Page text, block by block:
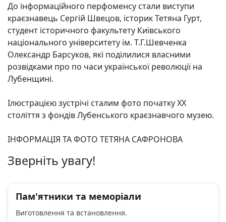
До інформаційного перфоменсу стали виступи
краєзнавець Сергій Швецов, історик Тетяна Гурт,
студент історичного факультету Київського
національного університету ім. Т.Г.Шевченка
Олександр Барсуков, які поділилися власними
розвідками про по часи української революції на
Лубенщині.
Ілюстрацією зустрічі сталим фото початку ХХ
століття з фондів Лубенського краєзнавчого музею.
ІНФОРМАЦІЯ ТА ФОТО ТЕТЯНА САФРОНОВА
Зверніть увагу!
Пам'ятники та меморіали
Виготовлення та встановлення.